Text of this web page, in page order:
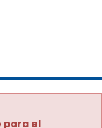
para el